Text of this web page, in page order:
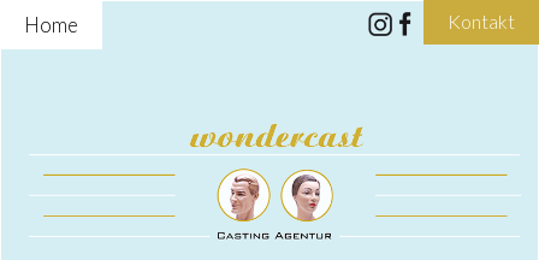
Home Kontakt